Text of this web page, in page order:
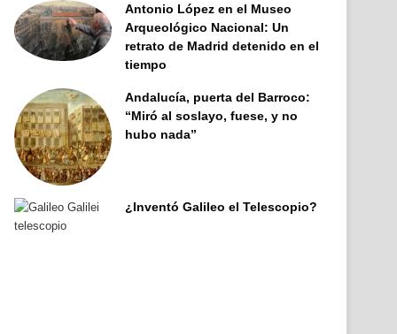
Antonio López en el Museo
Arqueológico Nacional: Un
retrato de Madrid detenido en el
tiempo
Andalucía, puerta del Barroco:
“Miró al soslayo, fuese, y no
hubo nada”
¿Inventó Galileo el Telescopio?